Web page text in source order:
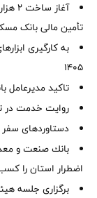
تأمین مالی بانک
به کارگیری
1405
تاکید مدیرعامل
روایت خدمت در
دستاوردهای
بانك صنعت و
اضطرار استان را
برگزاری جلسه